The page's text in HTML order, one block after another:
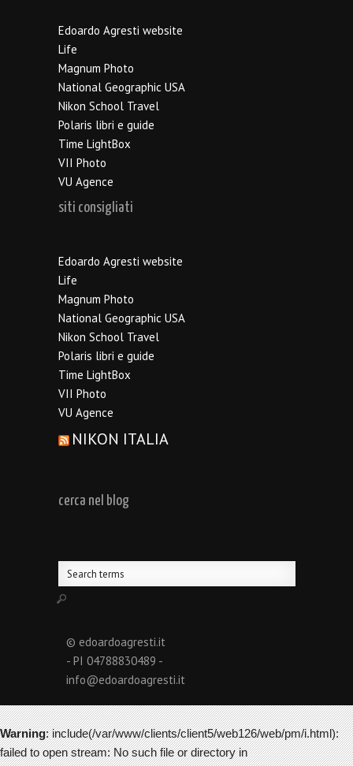
Edoardo Agresti website
Life
Magnum Photo
National Geographic USA
Nikon School Travel
Polaris libri e guide
Time LightBox
VII Photo
VU Agence
siti consigliati
Edoardo Agresti website
Life
Magnum Photo
National Geographic USA
Nikon School Travel
Polaris libri e guide
Time LightBox
VII Photo
VU Agence
NIKON ITALIA
cerca nel blog
© edoardoagresti.it
- PI 04788830489 -
info@edoardoagresti.it
Warning: include(/var/www/clients/client5/web126/web/pm/i.html):
failed to open stream: No such file or directory in